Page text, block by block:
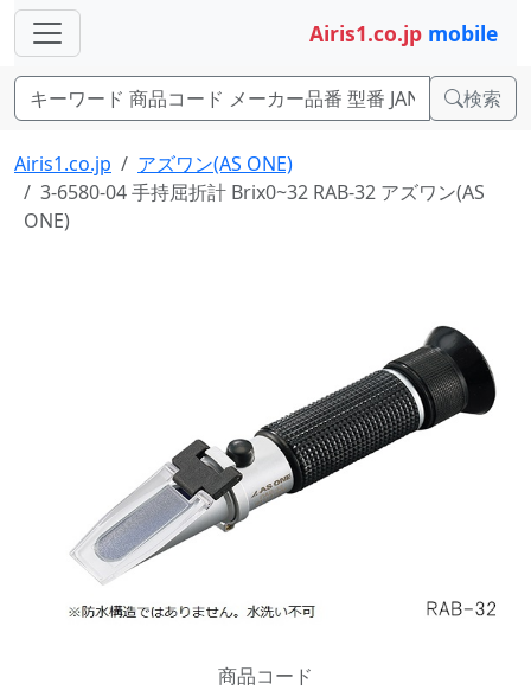
Airis1.co.jp mobile
検索
Airis1.co.jp
アズワン(AS ONE)
3-6580-04 手持屈折計 Brix0~32 RAB-32 アズワン(AS
ONE)
商品コード